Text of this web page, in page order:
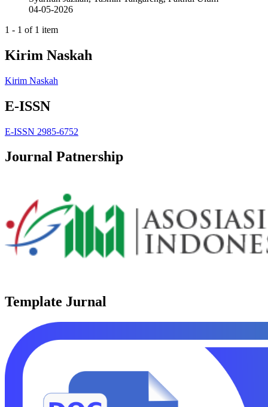
04-05-2026
1 - 1 of 1 item
Kirim Naskah
Kirim Naskah
E-ISSN
E-ISSN 2985-6752
Journal Patnership
Template Jurnal